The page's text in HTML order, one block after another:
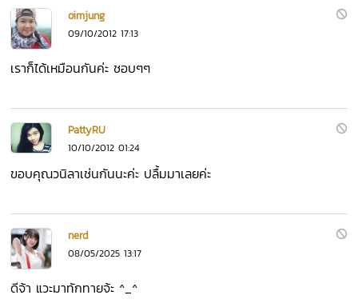
oimjung
09/10/2012 17:13
เราก็ได้เหมือนกันค่ะ ชอบๆๆ
PattyRU
10/10/2012 01:24
ขอบคุณวนิลาเช่นกันนะค่ะ ปลื้มมาเลยค่ะ
nerd
08/05/2025 13:17
ดีจ้า แวะมาทักทายจ้ะ ^_^